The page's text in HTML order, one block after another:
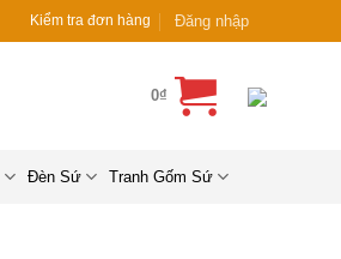
Kiểm tra đơn hàng Đăng nhập
0₫
Đèn Sứ Tranh Gốm Sứ